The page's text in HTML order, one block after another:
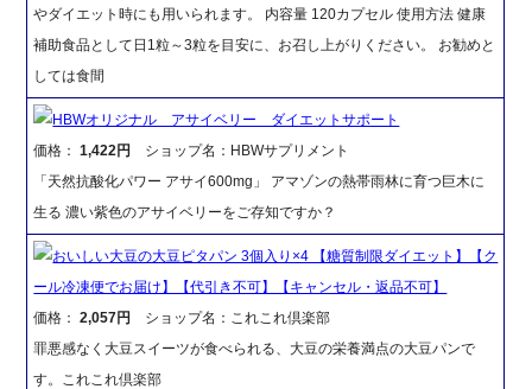
やダイエット時にも用いられます。 内容量 120カプセル 使用方法 健康
補助食品として日1粒～3粒を目安に、お召し上がりください。 お勧めと
しては食間
HBWオリジナル アサイベリー ダイエットサポート
価格：1,422円
ショップ名：HBWサプリメント
「天然抗酸化パワー アサイ600mg」 アマゾンの熱帯雨林に育つ巨木に
生る 濃い紫色のアサイベリーをご存知ですか？
おいしい大豆の大豆ピタパン 3個入り×4 【糖質制限ダイエット】【ク
ール冷凍便でお届け】【代引き不可】【キャンセル・返品不可】
価格：2,057円
ショップ名：これこれ倶楽部
罪悪感なく大豆スイーツが食べられる、大豆の栄養満点の大豆パンで
す。これこれ倶楽部